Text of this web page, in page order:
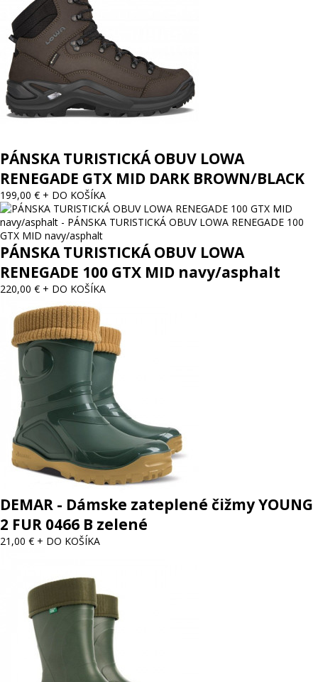
PÁNSKA TURISTICKÁ OBUV LOWA
RENEGADE GTX MID DARK BROWN/BLACK
199,00 € + DO KOŠÍKA
PÁNSKA TURISTICKÁ OBUV LOWA
RENEGADE 100 GTX MID navy/asphalt
220,00 € + DO KOŠÍKA
DEMAR - Dámske zateplené čižmy YOUNG
2 FUR 0466 B zelené
21,00 € + DO KOŠÍKA